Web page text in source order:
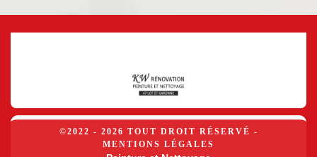
©2022 - 2026 TOUT DROIT RÉSERVÉ -
MENTIONS LÉGALES